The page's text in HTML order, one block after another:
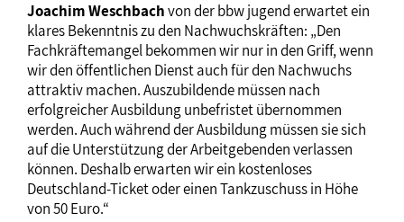
Joachim Weschbachvon der bbw jugend erwartet ein
klares Bekenntnis zu den Nachwuchskräften: „Den
Fachkräftemangel bekommen wir nur in den Griff, wenn
wir den öffentlichen Dienst auch für den Nachwuchs
attraktiv machen. Auszubildende müssen nach
erfolgreicher Ausbildung unbefristet übernommen
werden. Auch während der Ausbildung müssen sie sich
auf die Unterstützung der Arbeitgebenden verlassen
können. Deshalb erwarten wir ein kostenloses
Deutschland-Ticket oder einen Tankzuschuss in Höhe
von 50 Euro.“